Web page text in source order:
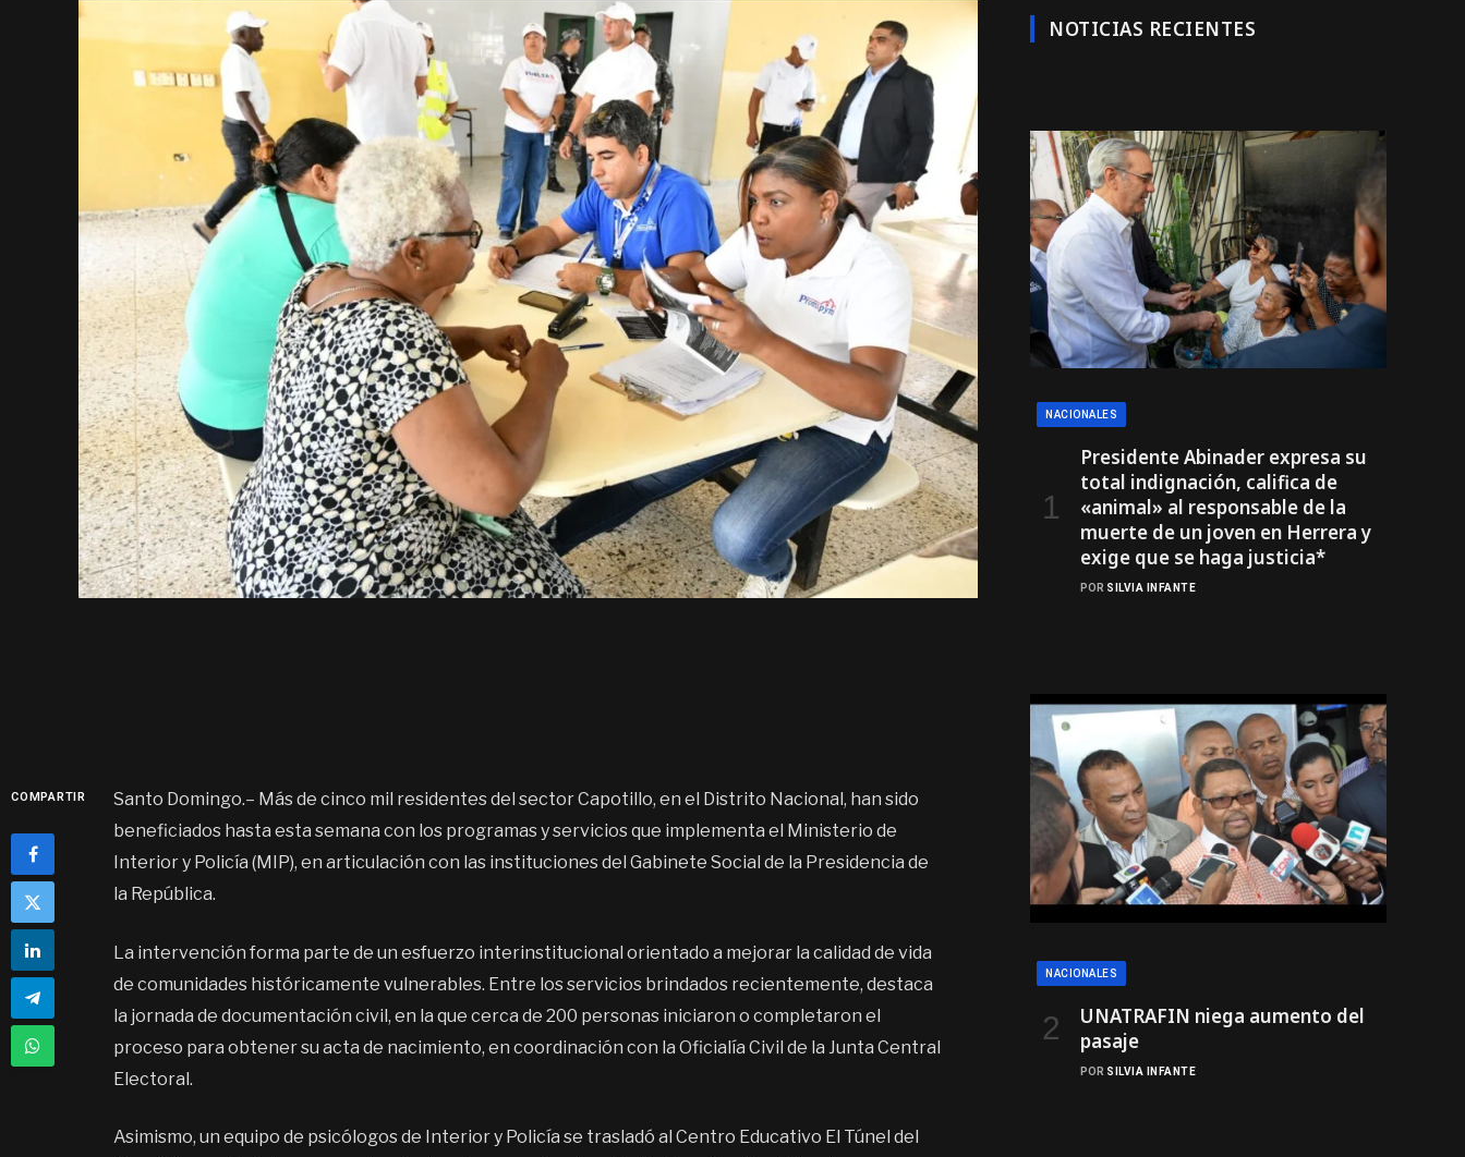
COMPARTIR
Santo Domingo.– Más de cinco mil residentes del sector Capotillo, en el Distrito Nacional, han sido
beneficiados hasta esta semana con los programas y servicios que implementa el Ministerio de
Interior y Policía (MIP), en articulación con las instituciones del Gabinete Social de la Presidencia de
la República.
La intervención forma parte de un esfuerzo interinstitucional orientado a mejorar la calidad de vida
de comunidades históricamente vulnerables. Entre los servicios brindados recientemente, destaca
la jornada de documentación civil, en la que cerca de 200 personas iniciaron o completaron el
proceso para obtener su acta de nacimiento, en coordinación con la Oficialía Civil de la Junta Central
Electoral.
Asimismo, un equipo de psicólogos de Interior y Policía se trasladó al Centro Educativo El Túnel del
NOTICIAS RECIENTES
NACIONALES
Presidente Abinader expresa su
total indignación, califica de
«animal» al responsable de la
muerte de un joven en Herrera y
exige que se haga justicia*
POR SILVIA INFANTE
NACIONALES
UNATRAFIN niega aumento del
pasaje
POR SILVIA INFANTE